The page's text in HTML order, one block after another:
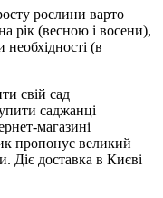
рослини варто
рік (весною і восени),
(в
свій сад
саджанці
магазині
пропонує великий
Діє доставка в Києві